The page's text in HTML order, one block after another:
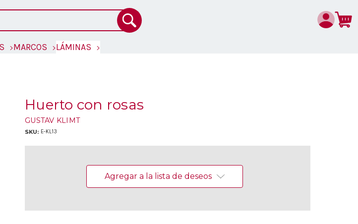
MARCOS LÁMINAS
Huerto con rosas
GUSTAV KLIMT
SKU: E-KL13
Agregar a la lista de deseos